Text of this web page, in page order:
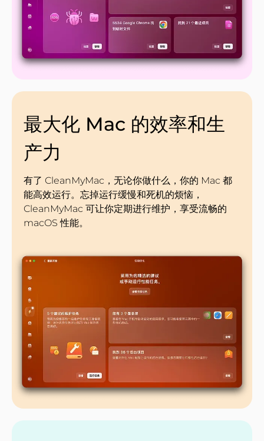
最大化 Mac 的效率和生
产力
有了 CleanMyMac，无论你做什么，你的 Mac 都
能高效运行。忘掉运行缓慢和死机的烦恼，
CleanMyMac 可让你定期进行维护，享受流畅的
macOS 性能。